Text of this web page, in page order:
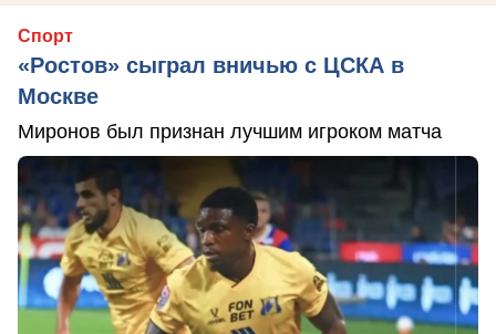
Спорт
«Ростов» сыграл вничью с ЦСКА в
Москве
Миронов был признан лучшим игроком матча